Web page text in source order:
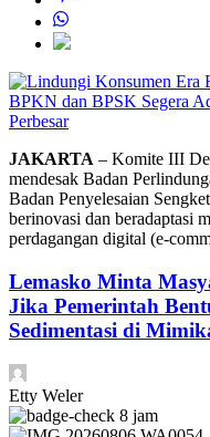
Perbesar
JAKARTA – Komite III
mendesak Badan
Badan Penyelesaian
berinovasi dan beradaptasi
perdagangan digital (e-
Lemasko Minta
Jika Pemerintah
Sedimentasi di
Etty Weler
8 jam